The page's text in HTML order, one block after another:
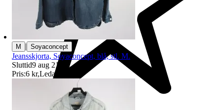
M | Soyaconcept
Jeansskjorta, Soyaconcept, blå, stl. M.
Sluttid9 aug 21:30 .
Pris:6 kr,Ledande bud